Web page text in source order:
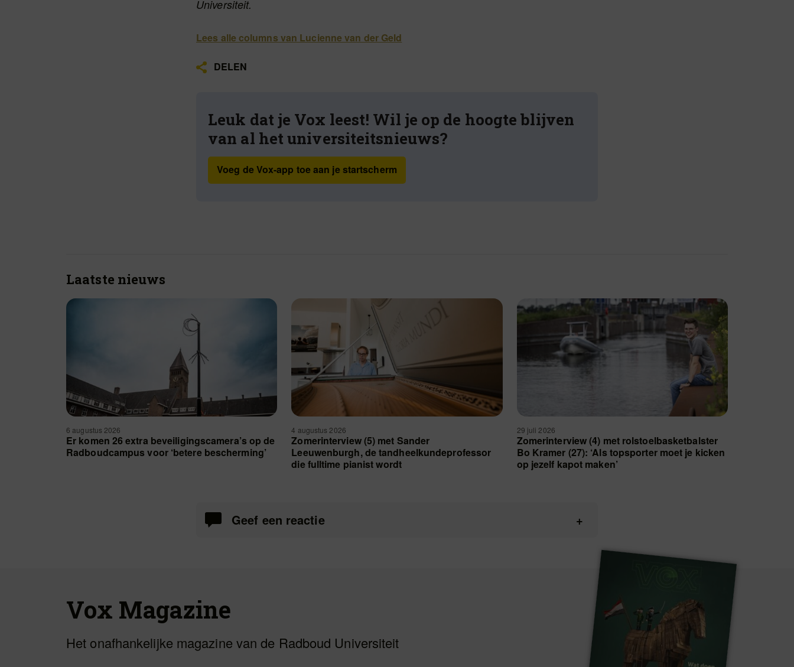
Universiteit.
Lees alle columns van Lucienne van der Geld
DELEN
Leuk dat je Vox leest! Wil je op de hoogte blijven
van al het universiteitsnieuws?
Voeg de Vox-app toe aan je startscherm
Laatste nieuws
6 augustus 2026
Er komen 26 extra beveiligingscamera’s op de
Radboudcampus voor ‘betere bescherming’
4 augustus 2026
Zomerinterview (5) met Sander
Leeuwenburgh, de tandheelkundeprofessor
die fulltime pianist wordt
29 juli 2026
Zomerinterview (4) met rolstoelbasketbalster
Bo Kramer (27): ‘Als topsporter moet je kicken
op jezelf kapot maken’
Geef een reactie
Vox Magazine
Het onafhankelijke magazine van de Radboud Universiteit